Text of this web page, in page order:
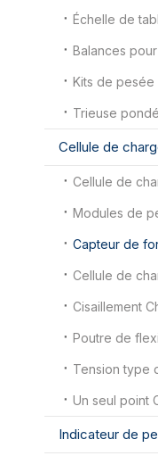
Échelle de
Balances
Kits de pesée
Trieuse
Cellule de
Cellule de
Modules de
Cellule de
Cisaillement
Poutre de
Tension type
Un seul point
Indicateur de